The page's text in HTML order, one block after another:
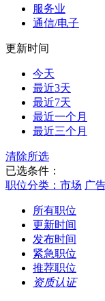
服务业
通信/电子
更新时间
今天
最近3天
最近7天
最近一个月
最近三个月
清除所选
已选条件：
职位分类：市场 广
所有职位
更新时间
发布时间
紧急职位
推荐职位
资质认证